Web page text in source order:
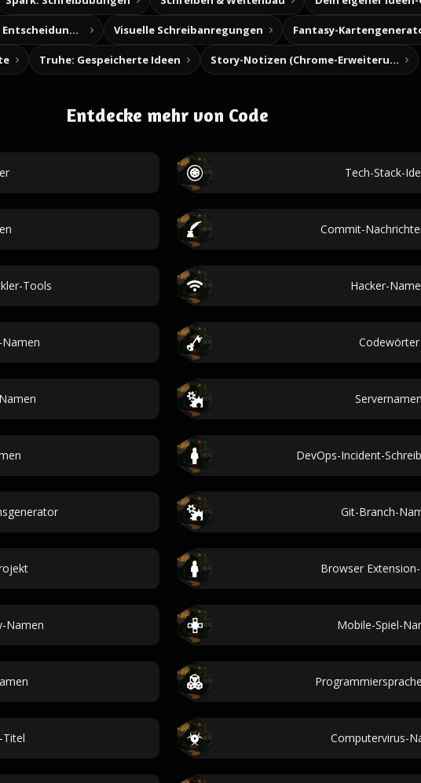
Baue deine eigenen Entscheidungsabenteuer Visuelle Schreibanregungen Fantasy-
Truhe: Gespeicherte Ideen Story-Notizen (Chrome-Erweiterung)
Entdecke mehr von Code
Tech-Stack-
Commit-
Tools Hacker-
Codewörter
Servernamen
DevOps-Incident-
Git-Branch-
Browser
Namen Mobile-Spiel-
Titel Computervirus-